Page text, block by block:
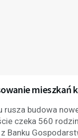
mieszkań
rusza budowa
czeka 560